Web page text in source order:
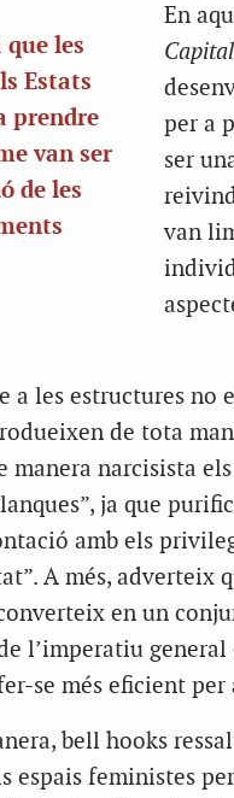
les
Estats
prendre
van ser
de les
En
per a
ser
van
a les estructures no
de tota
manera narcisista
ja que
amb els
A més, adverteix
en un
l’imperatiu
se més eficient per
bell hooks
espais feministes